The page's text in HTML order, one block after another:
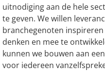
uitnodiging aan de hele
te geven. We willen
branchegenoten
denken en mee te
kunnen we bouwen aan
voor iedereen